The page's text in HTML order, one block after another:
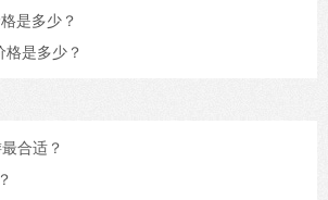
是多少？
格是多少？
合适？